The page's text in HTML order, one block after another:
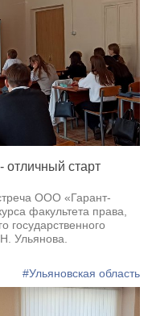
старт
ООО «Гарант-
факультета права,
государственного
Ульянова.
#Ульяновская область